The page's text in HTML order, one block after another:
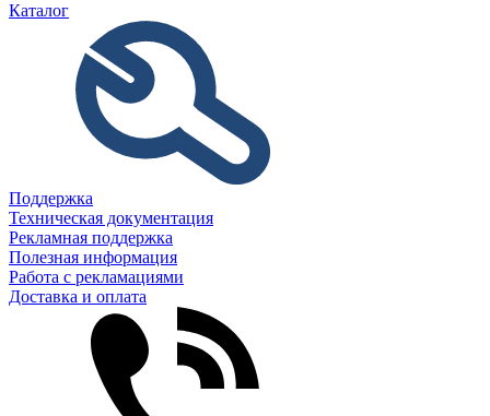
Каталог
Поддержка
Техническая документация
Рекламная поддержка
Полезная информация
Работа с рекламациями
Доставка и оплата